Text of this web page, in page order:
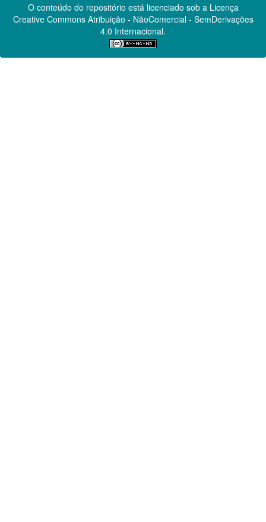
O conteúdo do repositório está licenciado sob a Licença
Creative CommonsAtribuição - NãoComercial - SemDerivações
4.0 Internacional.